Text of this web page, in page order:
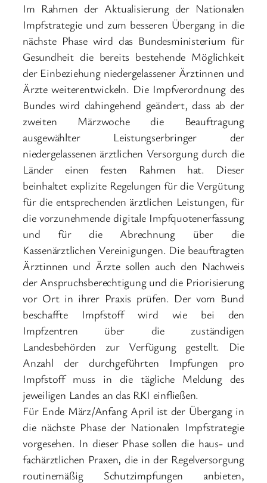
Im Rahmen der Aktualisierung der Nationalen
Impfstrategie und zum besseren Übergang in die
nächste Phase wird das Bundesministerium für
Gesundheit die bereits bestehende Möglichkeit
der Einbeziehung niedergelassener Ärztinnen und
Ärzte weiterentwickeln. Die Impfverordnung des
Bundes wird dahingehend geändert, dass ab der
zweiten Märzwoche die Beauftragung
ausgewählter Leistungserbringer der
niedergelassenen ärztlichen Versorgung durch die
Länder einen festen Rahmen hat. Dieser
beinhaltet explizite Regelungen für die Vergütung
für die entsprechenden ärztlichen Leistungen, für
die vorzunehmende digitale Impfquotenerfassung
und für die Abrechnung über die
Kassenärztlichen Vereinigungen. Die beauftragten
Ärztinnen und Ärzte sollen auch den Nachweis
der Anspruchsberechtigung und die Priorisierung
vor Ort in ihrer Praxis prüfen. Der vom Bund
beschaffte Impfstoff wird wie bei den
Impfzentren über die zuständigen
Landesbehörden zur Verfügung gestellt. Die
Anzahl der durchgeführten Impfungen pro
Impfstoff muss in die tägliche Meldung des
jeweiligen Landes an das RKI einfließen.
Für Ende März/Anfang April ist der Übergang in
die nächste Phase der Nationalen Impfstrategie
vorgesehen. In dieser Phase sollen die haus- und
fachärztlichen Praxen, die in der Regelversorgung
routinemäßig Schutzimpfungen anbieten,